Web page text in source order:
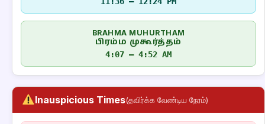
BRAHMA MUHURTHAM
பிரம்ம முகூர்த்தம்
4:07 – 4:52 AM
Inauspicious Times(தவிர்க்க வேண்டிய நேரம்)